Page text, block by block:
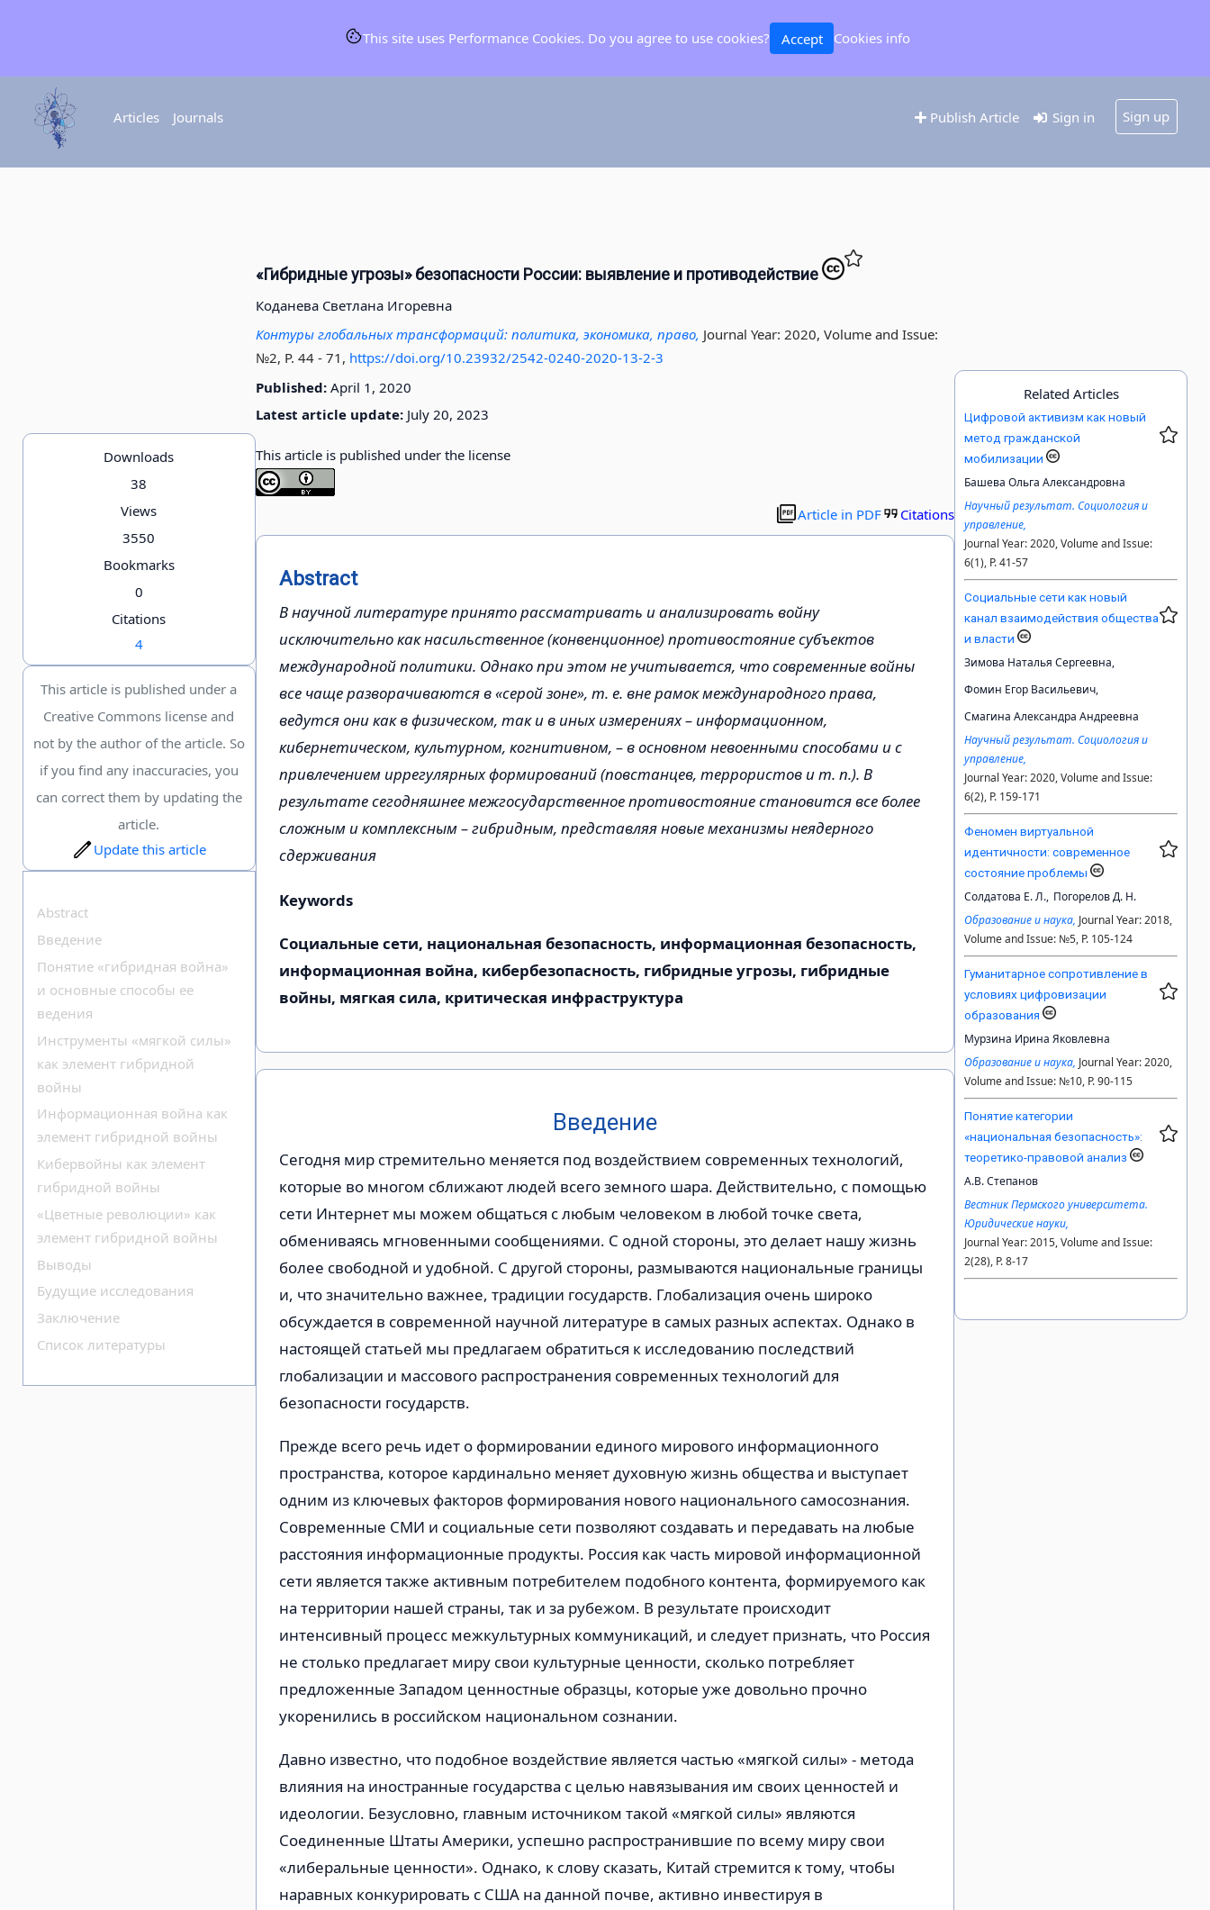
Articles Journals Publish Article Sign in Sign up
Downloads
38
Views
3550
Bookmarks
0
Citations
4
This article is published under a
Creative Commons license and
not by the author of the article. So
if you find any inaccuracies, you
can correct them by updating the
article.
Update this article
Abstract
Введение
Понятие «гибридная война»
и основные способы ее
ведения
Инструменты «мягкой силы»
как элемент гибридной
войны
Информационная война как
элемент гибридной войны
Кибервойны как элемент
гибридной войны
«Цветные революции» как
элемент гибридной войны
Выводы
Будущие исследования
Заключение
Список литературы
«Гибридные угрозы» безопасности России: выявление и противодействие
Коданева Cветлана Игоревна
Контуры глобальных трансформаций: политика, экономика, право, Journal Year: 2020, Volume and Issue:
№2, P. 44 - 71 , https://doi.org/10.23932/2542-0240-2020-13-2-3
Published:April 1, 2020
Latest article update:July 20, 2023
This article is published under the license
Article in PDF Citations
Abstract
В научной литературе принято рассматривать и анализировать войну
исключительно как насильственное (конвенционное) противостояние субъектов
международной политики. Однако при этом не учитывается, что современные войны
все чаще разворачиваются в «серой зоне», т. е. вне рамок международного права,
ведутся они как в физическом, так и в иных измерениях – информационном,
кибернетическом, культурном, когнитивном, – в основном невоенными способами и с
привлечением иррегулярных формирований (повстанцев, террористов и т. п.). В
результате сегодняшнее межгосударственное противостояние становится все более
сложным и комплексным – гибридным, представляя новые механизмы неядерного
сдерживания
Keywords
Социальные сети, национальная безопасность, информационная безопасность,
информационная война, кибербезопасность, гибридные угрозы, гибридные
войны, мягкая сила, критическая инфраструктура
Введение
Сегодня мир стремительно меняется под воздействием современных технологий,
которые во многом сближают людей всего земного шара. Действительно, с помощью
сети Интернет мы можем общаться с любым человеком в любой точке света,
обмениваясь мгновенными сообщениями. С одной стороны, это делает нашу жизнь
более свободной и удобной. С другой стороны, размываются национальные границы
и, что значительно важнее, традиции государств. Глобализация очень широко
обсуждается в современной научной литературе в самых разных аспектах. Однако в
настоящей статьей мы предлагаем обратиться к исследованию последствий
глобализации и массового распространения современных технологий для
безопасности государств.
Прежде всего речь идет о формировании единого мирового информационного
пространства, которое кардинально меняет духовную жизнь общества и выступает
одним из ключевых факторов формирования нового национального самосознания.
Современные СМИ и социальные сети позволяют создавать и передавать на любые
расстояния информационные продукты. Россия как часть мировой информационной
сети является также активным потребителем подобного контента, формируемого как
на территории нашей страны, так и за рубежом. В результате происходит
интенсивный процесс межкультурных коммуникаций, и следует признать, что Россия
не столько предлагает миру свои культурные ценности, сколько потребляет
предложенные Западом ценностные образцы, которые уже довольно прочно
укоренились в российском национальном сознании.
Давно известно, что подобное воздействие является частью «мягкой силы» - метода
влияния на иностранные государства с целью навязывания им своих ценностей и
идеологии. Безусловно, главным источником такой «мягкой силы» являются
Соединенные Штаты Америки, успешно распространившие по всему миру свои
«либеральные ценности». Однако, к слову сказать, Китай стремится к тому, чтобы
наравных конкурировать с США на данной почве, активно инвестируя в
Related Articles
Цифровой активизм как новый
метод гражданской
мобилизации
Башева Ольга Александровна
Научный результат. Социология и
управление,
Journal Year: 2020, Volume and Issue:
6(1), P. 41-57
Социальные сети как новый
канал взаимодействия общества
и власти
Зимова Наталья Сергеевна,
Фомин Егор Васильевич,
Смагина Александра Андреевна
Научный результат. Социология и
управление,
Journal Year: 2020, Volume and Issue:
6(2), P. 159-171
Феномен виртуальной
идентичности: современное
состояние проблемы
Солдатова Е. Л., Погорелов Д. Н.
Образование и наука, Journal Year: 2018,
Volume and Issue: №5, P. 105-124
Гуманитарное сопротивление в
условиях цифровизации
образования
Мурзина Ирина Яковлевна
Образование и наука, Journal Year: 2020,
Volume and Issue: №10, P. 90-115
Понятие категории
«национальная безопасность»:
теоретико-правовой анализ
А.В. Степанов
Вестник Пермского университета.
Юридические науки,
Journal Year: 2015, Volume and Issue:
2(28), P. 8-17
This site uses Performance Cookies. Do you agree to use cookies? Accept Cookies info